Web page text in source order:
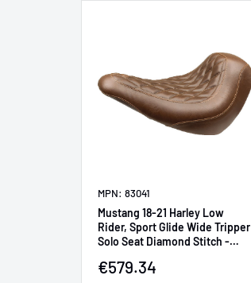
MPN: 83041
Mustang 18-21 Harley Low
Rider, Sport Glide Wide Tripper
Solo Seat Diamond Stitch -
Försäljningspris
€579.34